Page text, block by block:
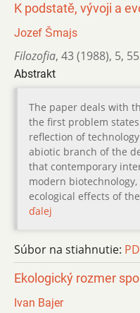
K podstatě, vývoji a
Jozef Šmajs
Filozofia, 43 (1988), 5,
Abstrakt
The paper deals with
the first problem
reflection of
abiotic branch of the
that contemporary
modern
ecological effects of
ďalej
Súbor na stiahnutie:
Ekologický rozmer
Ivan Bajer